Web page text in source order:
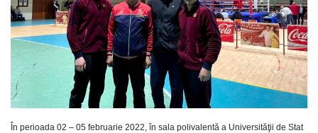
În perioada 02 – 05 februarie 2022, în sala polivalentă a Universităţii de Stat